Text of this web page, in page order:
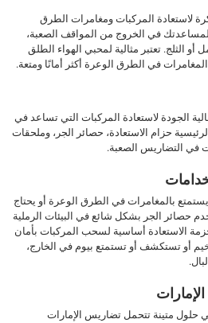
لاستعادة المركبات ومغامرات الطرق
في الخروج من المواقف الصعبة،
الثلج. تعتبر مثالية لمحبي الهواء الطلق
الجودة لاستعادة المركبات التي تساعد في
حزام الاستعادة، حصائر الجر، وملحقات
في التضاريس الصعبة.
بالمغامرات في الطرق الوعرة أو يحتاج
حصائر الجر بشكل شائع في البيئات الرملية
الاستعادة أساسية لسحب المركبات بأمان
أو تستكشف أو تستمتع بيوم في الخارج،
حلول متينة تتحمل تضاريس الإمارات